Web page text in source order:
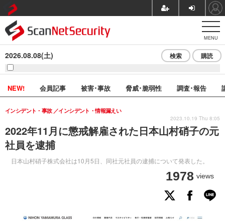
MENU
2026.08.08(土) 検索 購読
NEW! 会員記事 被害･事故 脅威･脆弱性 調査･報告
2022年11月に懲戒解雇された日本山村硝子の元
社員を逮捕
日本山村硝子株式会社は10月5日、同社元社員の逮捕について発表した。
インシデント・事故 インシデント・情報漏えい
1978 views
2023.10.19 Thu 8:05